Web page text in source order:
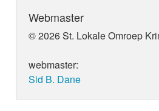
Webmaster
© 2026 St. Lokale Omroep
webmaster:
Sid B. Dane